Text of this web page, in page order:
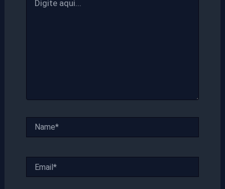
aqui...